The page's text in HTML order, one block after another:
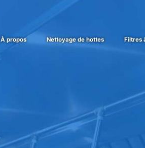
À propos Nettoyage de hottes Filtres